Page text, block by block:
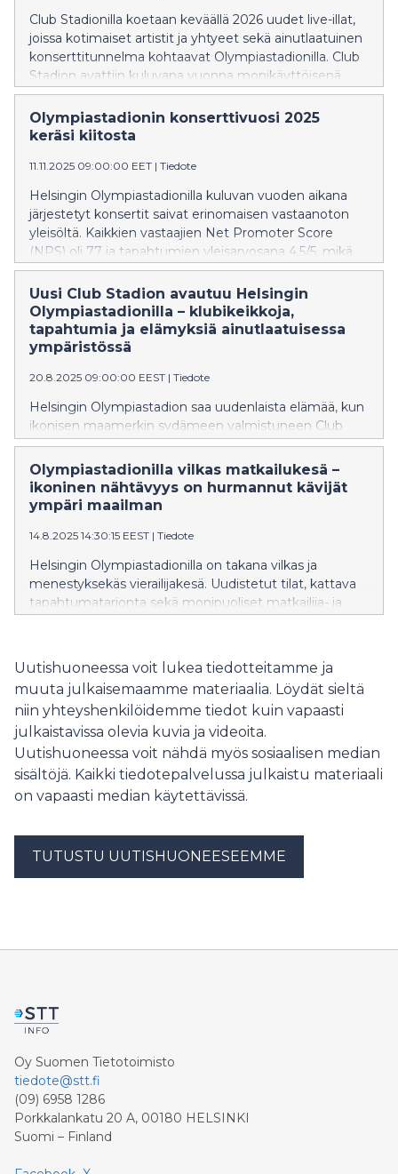
Club Stadionilla koetaan keväällä 2026 uudet live-illat,
joissa kotimaiset artistit ja yhtyeet sekä ainutlaatuinen
konserttitunnelma kohtaavat Olympiastadionilla. Club
Stadion avattiin kuluvana vuonna monikäyttöisenä
tapahtumatilana, joka soveltuu konserteille,
seminaareille ja yksityistilaisuuksille.
Olympiastadionin konserttivuosi 2025
keräsi kiitosta
11.11.2025 09:00:00 EET | Tiedote
Helsingin Olympiastadionilla kuluvan vuoden aikana
järjestetyt konsertit saivat erinomaisen vastaanoton
yleisöltä. Kaikkien vastaajien Net Promoter Score
(NPS) oli 77 ja tapahtumien yleisarvosana 4,5/5, mikä
kuvastaa erittäin korkeaa kävijätyytyväisyyttä.
Uusi Club Stadion avautuu Helsingin
Olympiastadionilla – klubikeikkoja,
tapahtumia ja elämyksiä ainutlaatuisessa
ympäristössä
20.8.2025 09:00:00 EEST | Tiedote
Helsingin Olympiastadion saa uudenlaista elämää, kun
ikonisen maamerkin sydämeen valmistuneen Club
Stadionin, musiikki- ja tapahtumaklubin, toiminta
käynnistyy. Syksyllä 2025 lavalle nousee monipuolinen
kattaus kotimaisia artisteja.
Olympiastadionilla vilkas matkailukesä –
ikoninen nähtävyys on hurmannut kävijät
ympäri maailman
14.8.2025 14:30:15 EEST | Tiedote
Helsingin Olympiastadionilla on takana vilkas ja
menestyksekäs vierailijakesä. Uudistetut tilat, kattava
tapahtumatarjonta sekä monipuoliset matkailija- ja
Uutishuoneessa voit lukea tiedotteitamme ja
muuta julkaisemaamme materiaalia. Löydät sieltä
niin yhteyshenkilöidemme tiedot kuin vapaasti
julkaistavissa olevia kuvia ja videoita.
Uutishuoneessa voit nähdä myös sosiaalisen median
sisältöjä. Kaikki tiedotepalvelussa julkaistu materiaali
on vapaasti median käytettävissä.
TUTUSTU UUTISHUONEESEEMME
Oy Suomen Tietotoimisto
tiedote@stt.fi
(09) 6958 1286
Porkkalankatu 20 A, 00180 HELSINKI
Suomi – Finland